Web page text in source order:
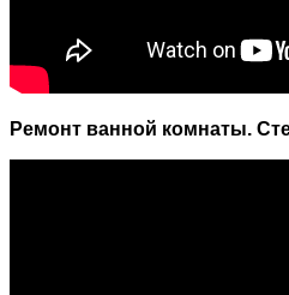
Ремонт ванной комнаты.